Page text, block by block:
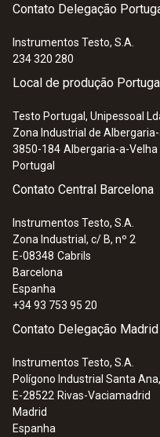
Contato Delegação
Instrumentos Testo, S.A.
234 320 280
Local de produção
Testo Portugal, Unipessoal
Zona Industrial de
3850-184 Albergaria-a-Velha
Portugal
Contato Central Barcelona
Instrumentos Testo, S.A.
Zona Industrial, c/ B, nº 2
E-08348 Cabrils
Barcelona
Espanha
+34 93 753 95 20
Contato Delegação Madrid
Instrumentos Testo, S.A.
Polígono Industrial Santa
E-28522 Rivas-Vaciamadrid
Madrid
Espanha